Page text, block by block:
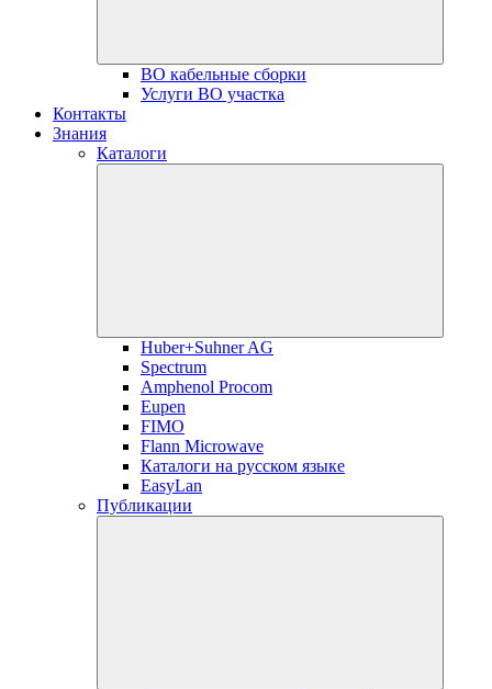
ВО кабельные сборки
Услуги ВО участка
Контакты
Знания
Каталоги
Huber+Suhner AG
Spectrum
Amphenol Procom
Eupen
FIMO
Flann Microwave
Каталоги на русском языке
EasyLan
Публикации